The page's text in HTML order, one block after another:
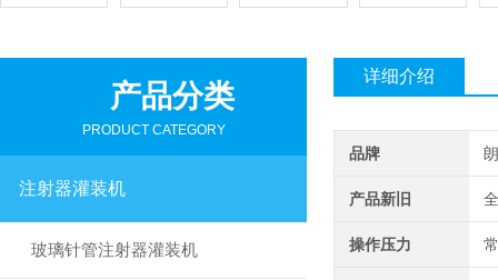
产品分类
PRODUCT CATEGORY
注射器灌装机
玻璃针管注射器灌装机
详细介绍
品牌
产品新旧
操作压力